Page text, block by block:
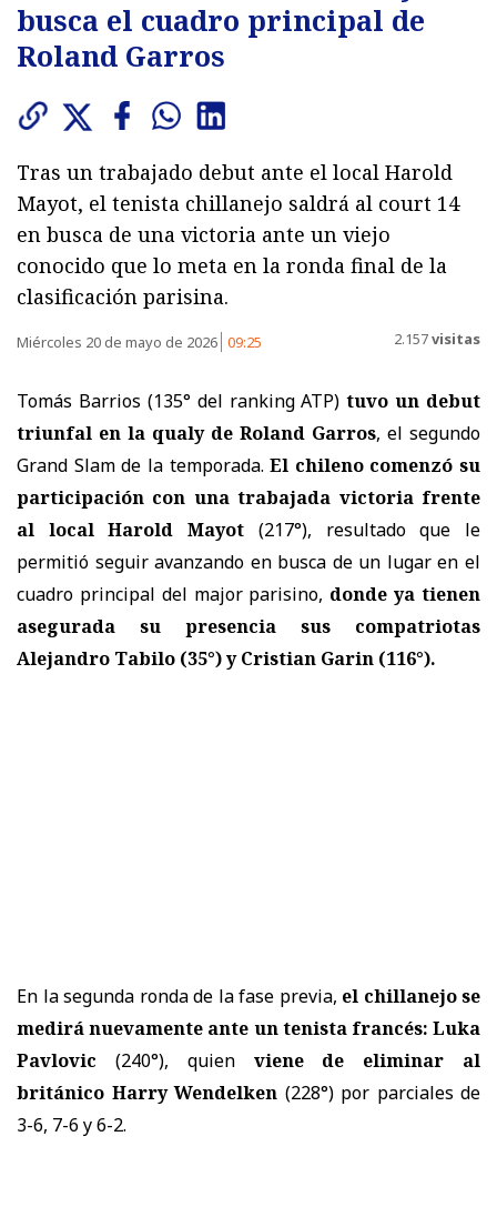
busca el cuadro principal de
Roland Garros
Tras un trabajado debut ante el local Harold
Mayot, el tenista chillanejo saldrá al court 14
en busca de una victoria ante un viejo
conocido que lo meta en la ronda final de la
clasificación parisina.
Miércoles 20 de mayo de 2026 09:25 2.157visitas
Tomás Barrios (135° del ranking ATP)tuvo un debut
triunfal en la qualy de Roland Garros, el segundo
Grand Slam de la temporada.El chileno comenzó su
participación con una trabajada victoria frente
al local Harold Mayot (217°), resultado que le
permitió seguir avanzando en busca de un lugar en el
cuadro principal del major parisino, donde ya tienen
asegurada su presencia sus compatriotas
Alejandro Tabilo (35°) y Cristian Garin (116°).
En la segunda ronda de la fase previa, el chillanejo se
medirá nuevamente ante un tenista francés: Luka
Pavlovic (240°), quien viene de eliminar al
británico Harry Wendelken (228°) por parciales de
3-6, 7-6 y 6-2.